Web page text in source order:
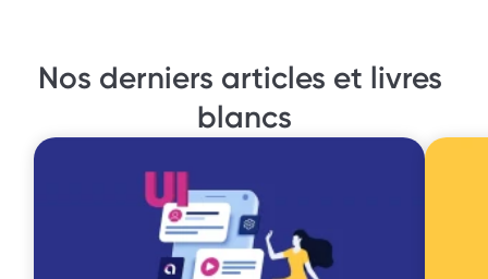
Nos derniers articles et livres
blancs